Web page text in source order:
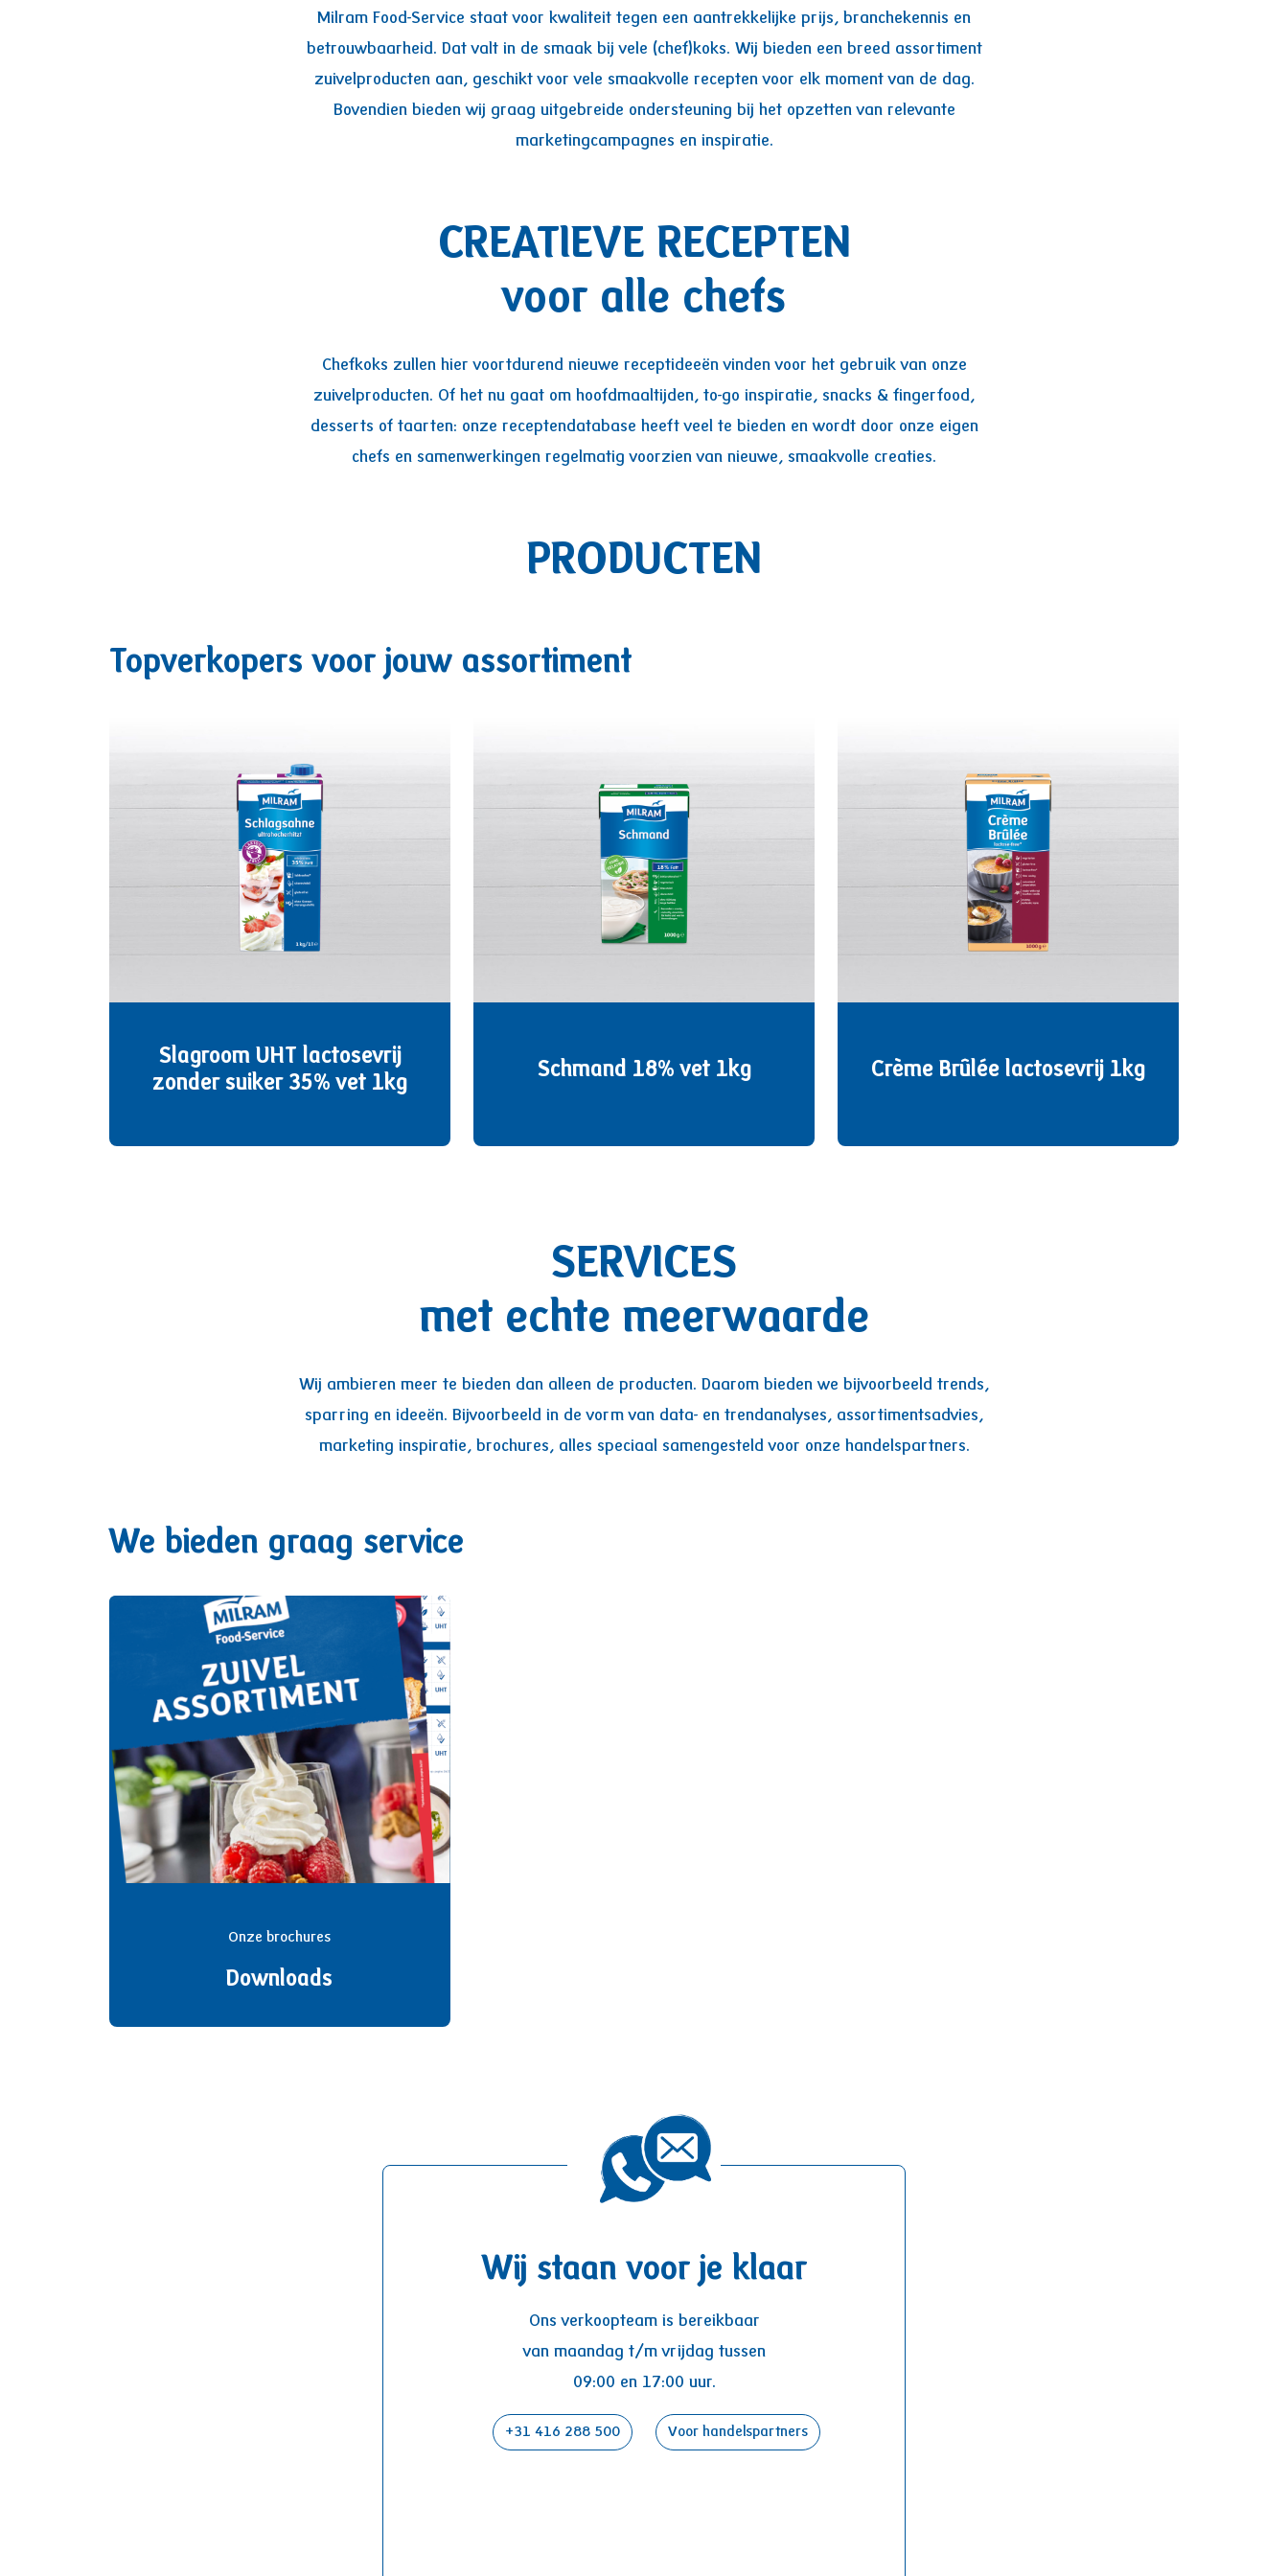
Milram Food-Service staat voor kwaliteit tegen een aantrekkelijke prijs, branchekennis en
betrouwbaarheid. Dat valt in de smaak bij vele (chef)koks. Wij bieden een breed assortiment
zuivelproducten aan, geschikt voor vele smaakvolle recepten voor elk moment van de dag.
Bovendien bieden wij graag uitgebreide ondersteuning bij het opzetten van relevante
marketingcampagnes en inspiratie.
CREATIEVE RECEPTEN
voor alle chefs
Chefkoks zullen hier voortdurend nieuwe receptideeën vinden voor het gebruik van onze
zuivelproducten. Of het nu gaat om hoofdmaaltijden, to-go inspiratie, snacks & fingerfood,
desserts of taarten: onze receptendatabase heeft veel te bieden en wordt door onze eigen
chefs en samenwerkingen regelmatig voorzien van nieuwe, smaakvolle creaties.
PRODUCTEN
Topverkopers voor jouw assortiment
Slagroom UHT lactosevrij
zonder suiker 35% vet 1kg
Schmand 18% vet 1kg Crème Brûlée lactosevrij 1kg
SERVICES
met echte meerwaarde
Wij ambieren meer te bieden dan alleen de producten. Daarom bieden we bijvoorbeeld trends,
sparring en ideeën. Bijvoorbeeld in de vorm van data- en trendanalyses, assortimentsadvies,
marketing inspiratie, brochures, alles speciaal samengesteld voor onze handelspartners.
We bieden graag service
Onze brochures
Downloads
Wij staan voor je klaar
Ons verkoopteam is bereikbaar
van maandag t/m vrijdag tussen
09:00 en 17:00 uur.
+31 416 288 500 Voor handelspartners